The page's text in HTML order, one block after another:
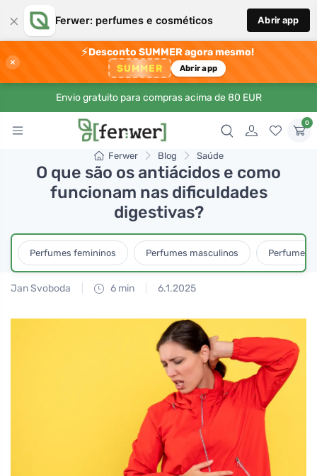
× Ferwer: perfumes e cosméticos Abrir app
×
⚡Desconto SUMMER agora mesmo!
SUMMER Abrir app
Envio gratuito para compras acima de 80 EUR
0
Ferwer Blog Saúde
O que são os antiácidos e como
funcionam nas dificuldades
digestivas?
Perfumes femininos Perfumes masculinos Perfumes
Jan Svoboda 6 min 6.1.2025